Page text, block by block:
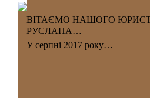
ВІТАЄМО НАШОГО
РУСЛАНА…
У серпні 2017 року…